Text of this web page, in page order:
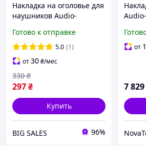
Накладка на оголовье для
наушников Audio-
M50x ATH-M50S ATH-M20
ATH-M20 ATH-M30 ATH-
M40
Готово к отправке
5.0 (1)
от30₴/мес
297₴
330 ₴
Купить
BIG SALES 96%
от
7 829